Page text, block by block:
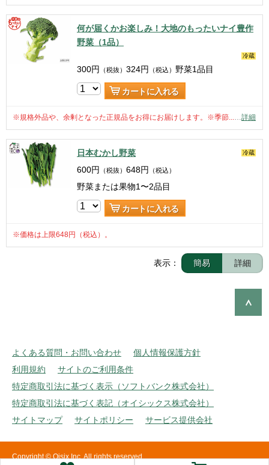
何が届くかお楽しみ！大地のもったいナイ豊作
野菜（1品）
冷蔵
300円 （税抜） 324円 （税込） 野菜1品目
カートに入れる
※規格外品や、余剰となった正規品をお得にお届けします。※季節...…詳細
日本むかし野菜 冷蔵
600円 （税抜） 648円 （税込）
野菜または果物1〜2品目
カートに入れる
※価格は上限648円（税込）。
表示： 簡易 詳細
よくある質問・お問い合わせ
個人情報保護方針
利用規約
サイトのご利用条件
特定商取引法に基づく表示（ソフトバンク株式会社）
特定商取引法に基づく表記（オイシックス株式会社）
サイトマップ
サイトポリシー サービス提供会社
Copyright © Oisix Inc. All rights reserved